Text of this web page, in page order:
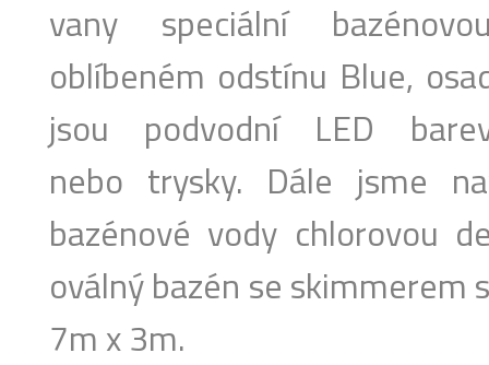
vany speciální
oblíbeném odstínu Blue,
jsou podvodní LED
nebo trysky. Dále jsme
bazénové vody chlorovou
oválný bazén se skimmerem
7m x 3m.